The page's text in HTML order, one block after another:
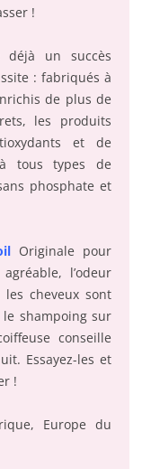
!
déjà un succès
: fabriqués à
de plus de
les produits
et de
tous types de
phosphate et
Originale pour
l’odeur
cheveux sont
le shampoing sur
conseille
Essayez-les et
!
Europe du